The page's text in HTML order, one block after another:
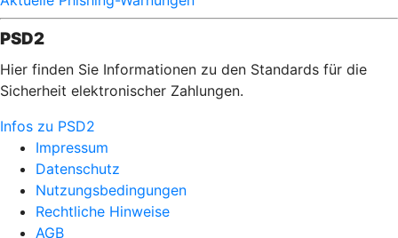
PSD2
Hier finden Sie Informationen zu den Standards für die
Sicherheit elektronischer Zahlungen.
Infos zu PSD2
Impressum
Datenschutz
Nutzungsbedingungen
Rechtliche Hinweise
AGB